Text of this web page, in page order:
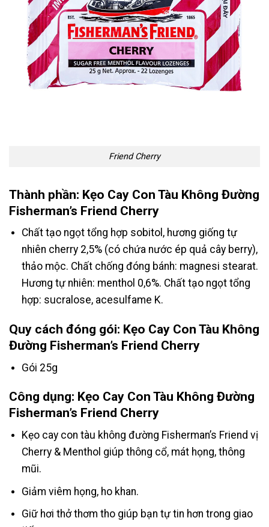
Friend Cherry
Thành phần: Kẹo Cay Con Tàu Không Đường
Fisherman’s Friend Cherry
Chất tạo ngọt tổng hợp sobitol, hương giống tự
nhiên cherry 2,5% (có chứa nước ép quả cây berry),
thảo mộc. Chất chống đóng bánh: magnesi stearat.
Hương tự nhiên: menthol 0,6%. Chất tạo ngọt tổng
hợp: sucralose, acesulfame K.
Quy cách đóng gói: Kẹo Cay Con Tàu Không
Đường Fisherman’s Friend Cherry
Gói 25g
Công dụng: Kẹo Cay Con Tàu Không Đường
Fisherman’s Friend Cherry
Kẹo cay con tàu không đường Fisherman’s Friend vị
Cherry & Menthol giúp thông cổ, mát họng, thông
mũi.
Giảm viêm họng, ho khan.
Giữ hơi thở thơm tho giúp bạn tự tin hơn trong giao